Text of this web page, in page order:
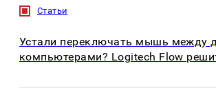
Статьи
Устали переключать мышь между
компьютерами? Logitech Flow